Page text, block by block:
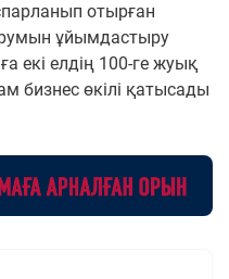
отырған
ұйымдастыру
екі елдің 100-ге жуық
бизнес өкілі қатысады